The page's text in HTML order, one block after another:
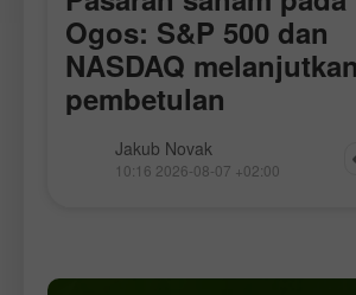
Ogos: S&P 500 dan
NASDAQ melanjutkan
pembetulan
Semalam, pasaran saham
rendah. Indeks S&P 500 susut
Jakub Novak
10:16 2026-08-07 +02:00